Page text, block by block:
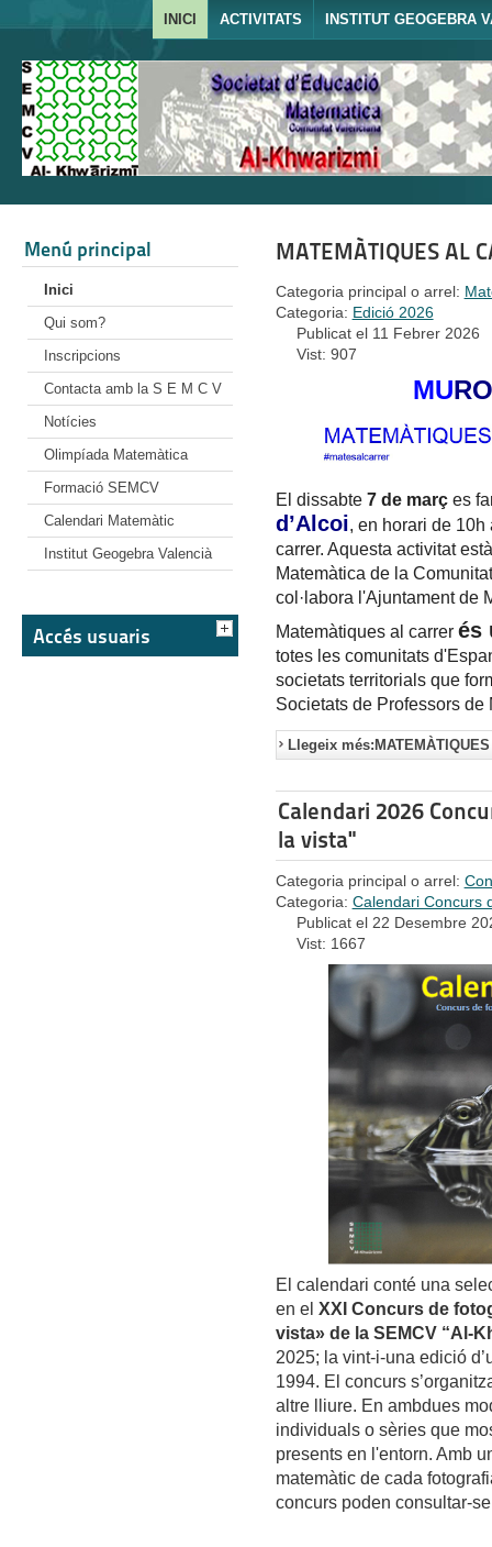
INICI ACTIVITATS INSTITUT GEOGEBRA
Menú principal
Inici
Qui som?
Inscripcions
Contacta amb la S E M C V
Notícies
Olimpíada Matemàtica
Formació SEMCV
Calendari Matemàtic
Institut Geogebra Valencià
Accés usuaris
MATEMÀTIQUES AL
Categoria principal o arrel:
Categoria: Edició 2026
Publicat el 11 Febrer 2026
Vist: 907
MU
El dissabte 7 de marçes
d’Alcoi, en horari de 10h
carrer. Aquesta activitat
Matemàtica de la
col·labora l'Ajuntament de
Matemàtiques al carrer és
totes les comunitats
societats territorials que
Societats de Professors
Llegeix
Calendari 2026
la vista"
Categoria principal o arrel:
Categoria: Calendari Concurs
Publicat el 22 Desembre
Vist: 1667
El calendari conté una
en el XXI Concurs de
vista» de la SEMCV “Al-
2025; la vint-i-una edició
1994. El concurs
altre lliure. En ambdues
individuals o sèries que
presents en l'entorn. Amb
matemàtic de cada
concurs poden consultar-